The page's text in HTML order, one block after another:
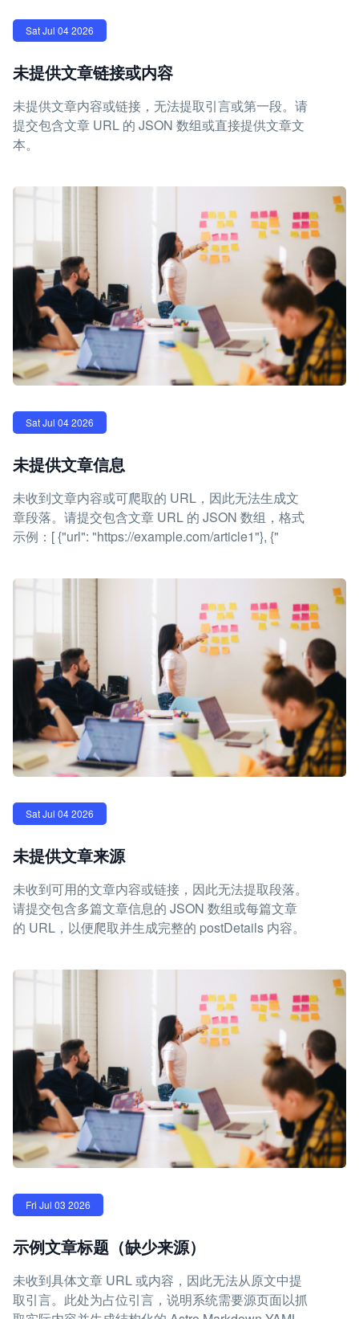
Sat Jul 04 2026
未提供文章链接或内容
未提供文章内容或链接，无法提取引言或第一段。请
提交包含文章 URL 的 JSON 数组或直接提供文章文
本。
Sat Jul 04 2026
未提供文章信息
未收到文章内容或可爬取的 URL，因此无法生成文
章段落。请提交包含文章 URL 的 JSON 数组，格式
示例：[ {"url": "https://example.com/article1"}, {"
Sat Jul 04 2026
未提供文章来源
未收到可用的文章内容或链接，因此无法提取段落。
请提交包含多篇文章信息的 JSON 数组或每篇文章
的 URL，以便爬取并生成完整的 postDetails 内容。
Fri Jul 03 2026
示例文章标题（缺少来源）
未收到具体文章 URL 或内容，因此无法从原文中提
取引言。此处为占位引言，说明系统需要源页面以抓